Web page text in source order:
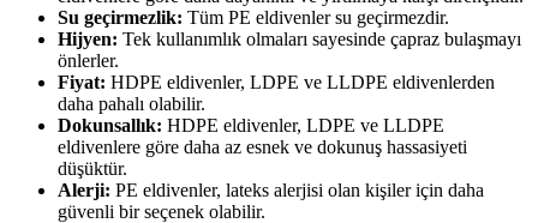
Su geçirmezlik: Tüm PE eldivenler su geçirmezdir.
Hijyen: Tek kullanımlık olmaları sayesinde çapraz bulaşmayı
önlerler.
Fiyat: HDPE eldivenler, LDPE ve LLDPE eldivenlerden
daha pahalı olabilir.
Dokunsallık: HDPE eldivenler, LDPE ve LLDPE
eldivenlere göre daha az esnek ve dokunuş hassasiyeti
düşüktür.
Alerji: PE eldivenler, lateks alerjisi olan kişiler için daha
güvenli bir seçenek olabilir.